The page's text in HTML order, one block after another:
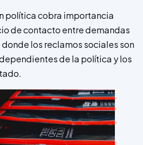
política cobra importancia
de contacto entre demandas
los reclamos sociales son
de la política y los